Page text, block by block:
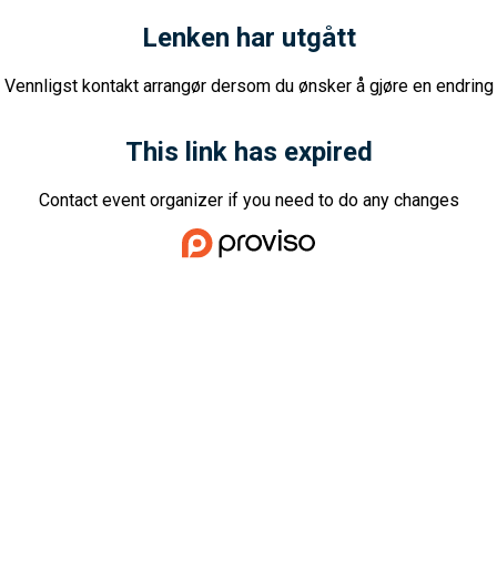
Lenken har utgått
Vennligst kontakt arrangør dersom du ønsker å gjøre en endring
This link has expired
Contact event organizer if you need to do any changes